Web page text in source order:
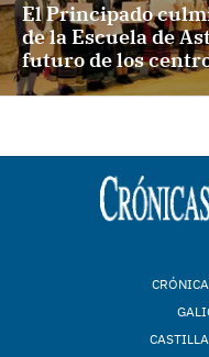
El Principado
de la Escuela de
futuro de los